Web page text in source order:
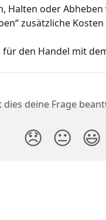
Halten oder
zusätzliche
den Handel mit
dies deine Frage
😞 😐 😃